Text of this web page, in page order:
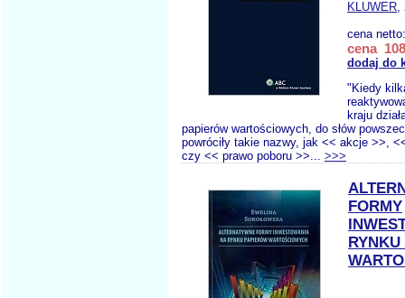
KLUWER,
cena
cena
dodaj do
"Kiedy
kraju
papierów wartościowych, do słów
powróciły takie nazwy, jak << akcje >>,
czy << prawo poboru >>... >>>
FORMY